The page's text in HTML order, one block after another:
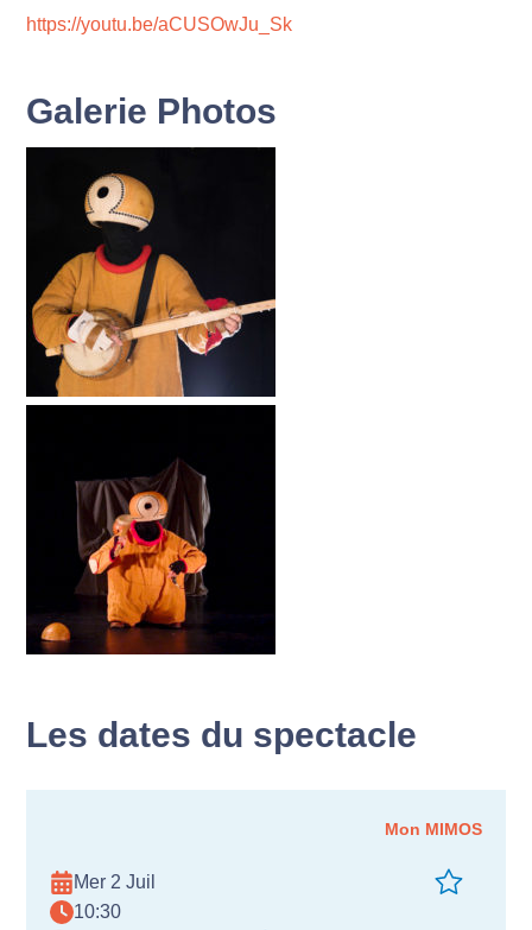
https://youtu.be/aCUSOwJu_Sk
Galerie Photos
Les dates du spectacle
Mon MIMOS
Mer 2 Juil
10:30